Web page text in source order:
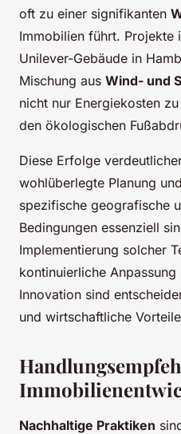
oft zu einer signifikanten
Immobilien führt. Projekte
Unilever-Gebäude in
Mischung aus Wind- und
nicht nur Energiekosten
den ökologischen
Diese Erfolge
wohlüberlegte Planung
spezifische geografische
Bedingungen essenziell
Implementierung solcher
kontinuierliche
Innovation sind
und wirtschaftliche
Nachhaltige Praktiken